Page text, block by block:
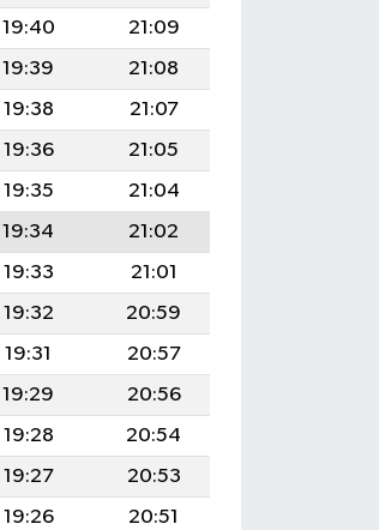
19:40
21:09
19:39
21:08
19:38
21:07
19:36
21:05
19:35
21:04
19:34
21:02
19:33
21:01
19:32
20:59
19:31
20:57
19:29
20:56
19:28
20:54
19:27
20:53
19:26
20:51